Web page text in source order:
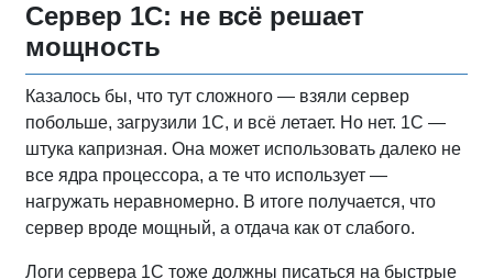
Сервер 1С: не всё решает
мощность
Казалось бы, что тут сложного — взяли сервер
побольше, загрузили 1С, и всё летает. Но нет. 1С —
штука капризная. Она может использовать далеко не
все ядра процессора, а те что использует —
нагружать неравномерно. В итоге получается, что
сервер вроде мощный, а отдача как от слабого.
Логи сервера 1С тоже должны писаться на быстрые